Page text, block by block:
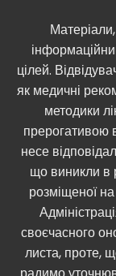
цілей.
як медичні
методики
прерогативою
несе
що виникли в
розміщеної
своєчасного
листа, проте,